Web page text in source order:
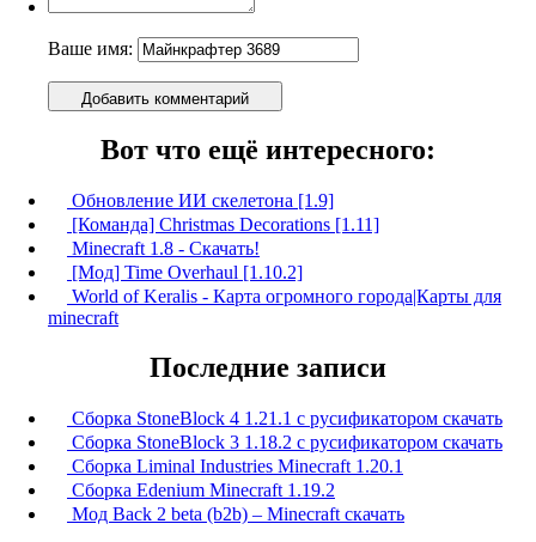
Ваше имя:
Добавить комментарий
Вот что ещё интересного:
Обновление ИИ скелетона [1.9]
[Команда] Christmas Decorations [1.11]
Minecraft 1.8 - Скачать!
[Мод] Time Overhaul [1.10.2]
World of Keralis - Карта огромного города|Карты для
minecraft
Последние записи
Сборка StoneBlock 4 1.21.1 с русификатором скачать
Сборка StoneBlock 3 1.18.2 с русификатором скачать
Сборка Liminal Industries Minecraft 1.20.1
Сборка Edenium Minecraft 1.19.2
Мод Back 2 beta (b2b) – Minecraft скачать